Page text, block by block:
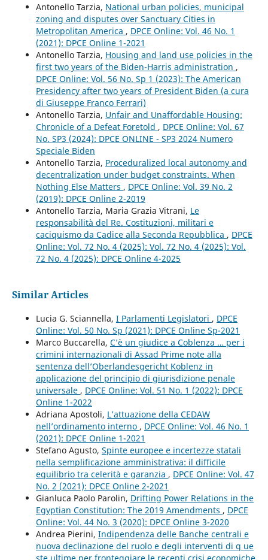
Antonello Tarzia, National urban policies, municipal
zoning and disputes over Sanctuary Cities in
Metropolitan America , DPCE Online: Vol. 46 No. 1
(2021): DPCE Online 1-2021
Antonello Tarzia, Housing and land use policies in the
first two years of the Biden-Harris administration ,
DPCE Online: Vol. 56 No. Sp 1 (2023): The American
Presidency after two years of President Biden (a cura
di Giuseppe Franco Ferrari)
Antonello Tarzia, Unfair and Unaffordable Housing:
Chronicle of a Defeat Foretold , DPCE Online: Vol. 67
No. SP3 (2024): DPCE ONLINE - SP3 2024 Numero
Speciale Biden
Antonello Tarzia, Proceduralized local autonomy and
decentralization under budget constraints. When
Nothing Else Matters , DPCE Online: Vol. 39 No. 2
(2019): DPCE Online 2-2019
Antonello Tarzia, Maria Grazia Vitrani, Le
responsabilità del Re. Costituzioni, militari e
caciquismo da Cadice alla Seconda Repubblica , DPCE
Online: Vol. 72 No. 4 (2025): Vol. 72 No. 4 (2025): Vol.
72 No. 4 (2025): DPCE Online 4-2025
Similar Articles
Lucia G. Sciannella, I Parlamenti Legislatori , DPCE
Online: Vol. 50 No. Sp (2021): DPCE Online Sp-2021
Marco Buccarella, C’è un giudice a Coblenza … per i
crimini internazionali di Assad Prime note alla
sentenza dell’Oberlandesgericht Koblenz in
applicazione del principio di giurisdizione penale
universale , DPCE Online: Vol. 51 No. 1 (2022): DPCE
Online 1-2022
Adriana Apostoli, L’attuazione della CEDAW
nell’ordinamento interno , DPCE Online: Vol. 46 No. 1
(2021): DPCE Online 1-2021
Stefano Agusto, Spinte europee e incertezze statali
nella semplificazione amministrativa: il difficile
equilibrio tra celerità e garanzia , DPCE Online: Vol. 47
No. 2 (2021): DPCE Online 2-2021
Gianluca Paolo Parolin, Drifting Power Relations in the
Egyptian Constitution: The 2019 Amendments , DPCE
Online: Vol. 44 No. 3 (2020): DPCE Online 3-2020
Andrea Pierini, Indipendenza delle Banche centrali e
nuova declinazione del ruolo e degli interventi di q ue